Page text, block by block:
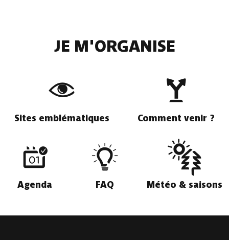
JE M'ORGANISE
Sites emblématiques Comment venir ?
Agenda FAQ Météo & saisons